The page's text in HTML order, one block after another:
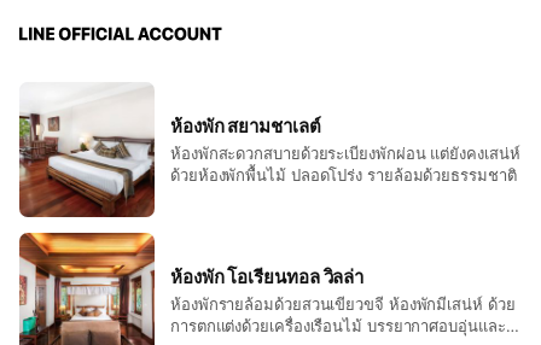
ห้องพัก สยามชาเลต์
ห้องพักสะดวกสบายด้วยระเบียงพักผ่อน แต่ยังคงเสน่ห์
ด้วยห้องพักพื้นไม้ ปลอดโปร่ง รายล้อมด้วยธรรมชาติ
ห้องพัก โอเรียนทอล วิลล่า
ห้องพักรายล้อมด้วยสวนเขียวขจี ห้องพักมีเสน่ห์ ด้วย
การตกแต่งด้วยเครื่องเรือนไม้ บรรยากาศอบอุ่นและ